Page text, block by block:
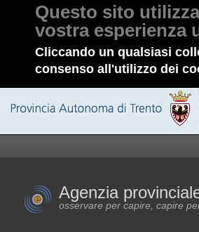
Questo sito
vostra esperienza
Cliccando un qualsiasi
consenso all'utilizzo dei
Agenzia
osservare per capire, capire